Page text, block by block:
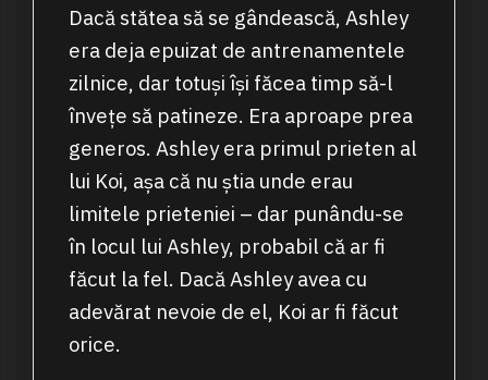
Dacă stătea să se gândească, Ashley
era deja epuizat de antrenamentele
zilnice, dar totuși își făcea timp să-l
învețe să patineze. Era aproape prea
generos. Ashley era primul prieten al
lui Koi, așa că nu știa unde erau
limitele prieteniei – dar punându-se
în locul lui Ashley, probabil că ar fi
făcut la fel. Dacă Ashley avea cu
adevărat nevoie de el, Koi ar fi făcut
orice.